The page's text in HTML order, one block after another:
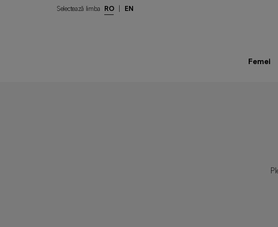
Selectează limba RO EN
Femei